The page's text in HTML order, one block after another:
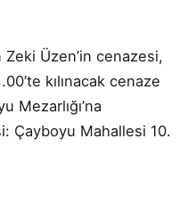
Zeki Üzen’in cenazesi,
kılınacak cenaze
Mezarlığı’na
Çayboyu Mahallesi 10.